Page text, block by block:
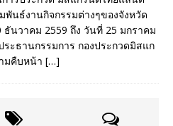
นธ์งานกิจกรรมต่างๆของจังหวัด
นวาคม 2559 ถึง วันที่ 25 มกราคม
ะธานกรรมการ กองประกวดมิสแก
มคืบหน้า […]